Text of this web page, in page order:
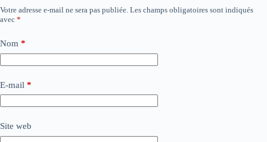
Votre adresse e-mail ne sera pas publiée. Les champs obligatoires sont indiqués
avec *
Nom *
E-mail *
Site web